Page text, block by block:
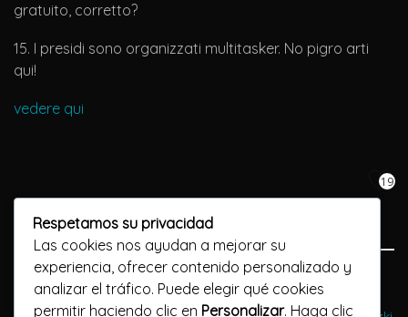
gratuito, corretto?
15. I presidi sono organizzati multitasker. No pigro arti
qui!
vedere qui
19
Previous Post
Respetamos su privacidad
Las cookies nos ayudan a mejorar su
experiencia, ofrecer contenido personalizado y
analizar el tráfico. Puede elegir qué cookies
permitir haciendo clic en Personalizar. Haga clic